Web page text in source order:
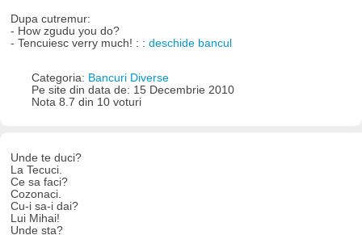
Dupa cutremur:
- How zgudu you do?
- Tencuiesc verry much! : :deschide bancul
Categoria: Bancuri Diverse
Pe site din data de: 15 Decembrie 2010
Nota 8.7 din 10 voturi
Unde te duci?
La Tecuci.
Ce sa faci?
Cozonaci.
Cu-i sa-i dai?
Lui Mihai!
Unde sta?